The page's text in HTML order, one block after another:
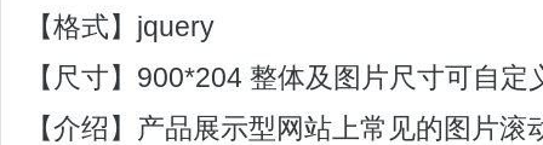
【格式】jquery
【尺寸】900*204 整体及图片尺寸可自定
【介绍】产品展示型网站上常见的图片